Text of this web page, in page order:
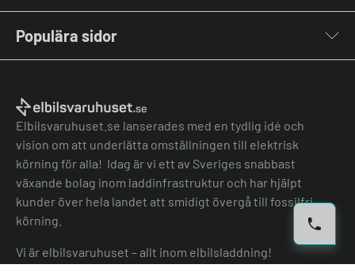
Kabelhållare
Stolpar & Fästen
Portabla Laddare
Övriga tillbehör
Kontakta oss
Vanliga frågor & svar
El-lexikon
Installation
Grön teknik bidrag
Lastbalansering
Köpvillkor
Köpvillkor batteri
Felanmälan
Hantera cookies
Populära sidor
Elbilsladdare företag
Laddbox bäst i test
Bilmärken
Jämför laddboxar
Jämför hembatterier
Elbilsvaruhuset.se lanserades med en tydlig idé och
vision om att underlätta omställningen till elektrisk
körning för alla! Idag är vi ett av Sveriges snabbast
växande bolag inom laddinfrastruktur och har hjälpt
kunder över hela landet att smidigt övergå till fossilfri
körning.
Vi är elbilsvaruhuset – allt inom elbilsladdning!